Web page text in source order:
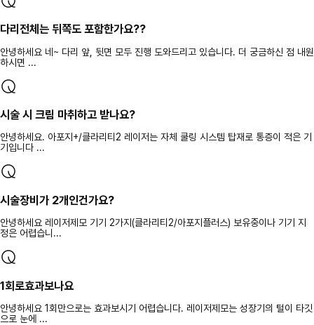
다리전체는 뒤쪽도 포함한가요??
안녕하세요 네~ 다리 앞, 뒷면 모두 진행 도와드리고 있습니다. 더 궁금하신 점 내원
하시면 ...
시술 시 크림 마취하고 받나요?
안녕하세요. 아포지+/클라리티2 레이저는 자체 쿨링 시스템 탑재로 통증이 적은 기
기입니다 ...
시술장비가 2개인건가요?
안녕하세요 레이저제모 기기 2가지(클라리티2/아포지플러스) 보유중이나 기기 지
정은 어렵습니...
1회로효과보나요
안녕하세요 1회만으로는 효과보시기 어렵습니다. 레이저제모는 성장기의 털이 타깃
으로 눈에 ...